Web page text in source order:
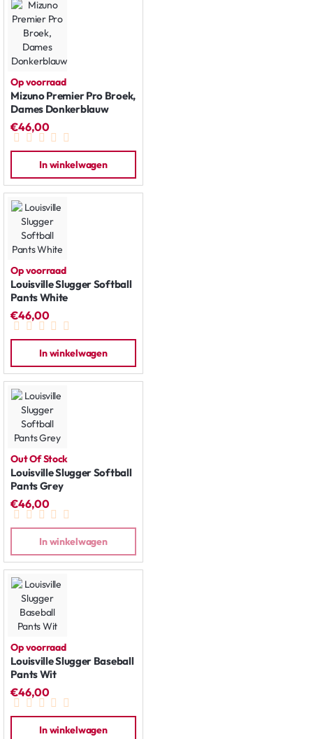
Op voorraad
Mizuno Premier Pro Broek,
Dames Donkerblauw
€46,00
In winkelwagen
Op voorraad
Louisville Slugger Softball
Pants White
€46,00
In winkelwagen
Out Of Stock
Louisville Slugger Softball
Pants Grey
€46,00
In winkelwagen
Op voorraad
Louisville Slugger Baseball
Pants Wit
€46,00
In winkelwagen